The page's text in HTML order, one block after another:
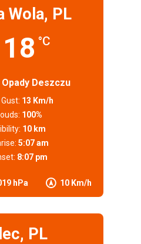
Wola, PL
18 °C
Deszczu
hPa 10 Km/h
13 Km/h
100%
10 km
5:07 am
8:07 pm
PL